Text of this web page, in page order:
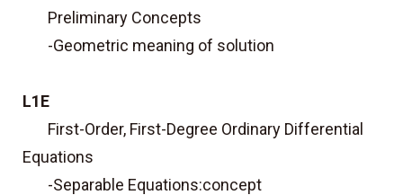
Preliminary Concepts
-Geometric meaning of solution
L1E
First-Order, First-Degree Ordinary Differential
Equations
-Separable Equations:concept